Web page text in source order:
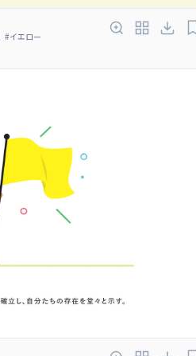
#イエロー